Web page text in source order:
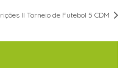
II Torneio de Futebol 5 CDM